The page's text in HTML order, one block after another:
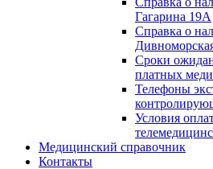
Гагарина 19А
Справка о
Сроки
платных
Телефоны
Условия
Медицинский справочник
Контакты